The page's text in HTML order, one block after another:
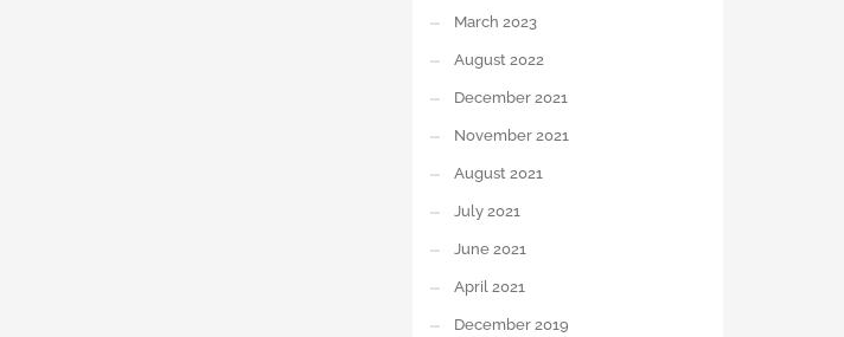
March 2023
August 2022
December 2021
November 2021
August 2021
July 2021
June 2021
April 2021
December 2019